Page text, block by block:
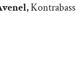
Kontrabass